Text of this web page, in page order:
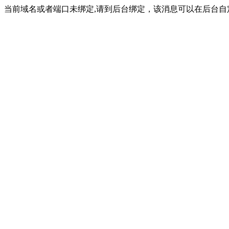
当前域名或者端口未绑定,请到后台绑定，该消息可以在后台自